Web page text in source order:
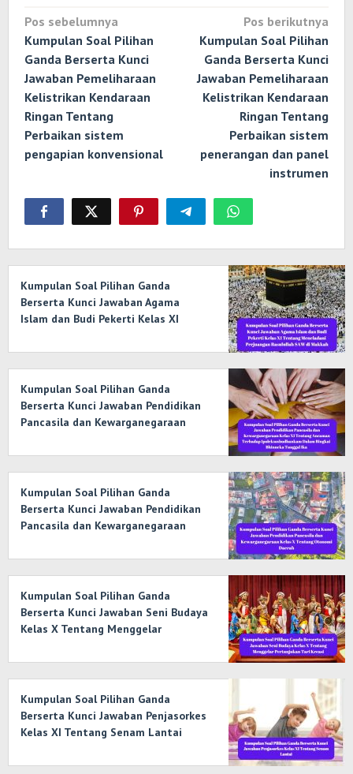
Navigasi
pos
Pos sebelumnya
Kumpulan Soal Pilihan
Ganda Berserta Kunci
Jawaban Pemeliharaan
Kelistrikan Kendaraan
Ringan Tentang
Perbaikan sistem
pengapian konvensional
Pos berikutnya
Kumpulan Soal Pilihan
Ganda Berserta Kunci
Jawaban Pemeliharaan
Kelistrikan Kendaraan
Ringan Tentang
Perbaikan sistem
penerangan dan panel
instrumen
Kumpulan Soal Pilihan Ganda
Berserta Kunci Jawaban Agama
Islam dan Budi Pekerti Kelas XI
Rasulullah SAW di Makkah
Kumpulan Soal Pilihan Ganda
Berserta Kunci Jawaban Pendidikan
Pancasila dan Kewarganegaraan
Ipoleksosbudhankam Dalam Bingkai
Bhinneka Tunggal Ika
Kumpulan Soal Pilihan Ganda
Berserta Kunci Jawaban Pendidikan
Pancasila dan Kewarganegaraan
Kumpulan Soal Pilihan Ganda
Berserta Kunci Jawaban Seni Budaya
Kelas X Tentang Menggelar
Kumpulan Soal Pilihan Ganda
Berserta Kunci Jawaban Penjasorkes
Kelas XI Tentang Senam Lantai